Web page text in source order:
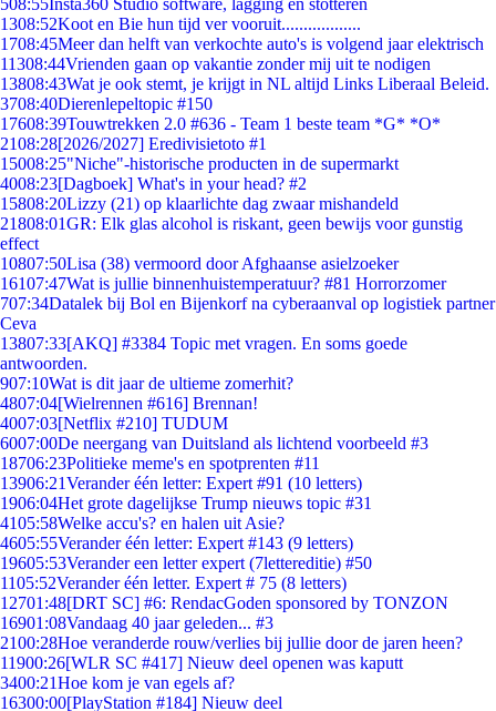
508:55Insta360 Studio software, lagging en stotteren
1308:52Koot en Bie hun tijd ver vooruit..................
1708:45Meer dan helft van verkochte auto's is volgend jaar elektrisch
11308:44Vrienden gaan op vakantie zonder mij uit te nodigen
13808:43Wat je ook stemt, je krijgt in NL altijd Links Liberaal Beleid.
3708:40Dierenlepeltopic #150
17608:39Touwtrekken 2.0 #636 - Team 1 beste team *G* *O*
2108:28[2026/2027] Eredivisietoto #1
15008:25"Niche"-historische producten in de supermarkt
4008:23[Dagboek] What's in your head? #2
15808:20Lizzy (21) op klaarlichte dag zwaar mishandeld
21808:01GR: Elk glas alcohol is riskant, geen bewijs voor gunstig
effect
10807:50Lisa (38) vermoord door Afghaanse asielzoeker
16107:47Wat is jullie binnenhuistemperatuur? #81 Horrorzomer
707:34Datalek bij Bol en Bijenkorf na cyberaanval op logistiek partner
Ceva
13807:33[AKQ] #3384 Topic met vragen. En soms goede
antwoorden.
907:10Wat is dit jaar de ultieme zomerhit?
4807:04[Wielrennen #616] Brennan!
4007:03[Netflix #210] TUDUM
6007:00De neergang van Duitsland als lichtend voorbeeld #3
18706:23Politieke meme's en spotprenten #11
13906:21Verander één letter: Expert #91 (10 letters)
1906:04Het grote dagelijkse Trump nieuws topic #31
4105:58Welke accu's? en halen uit Asie?
4605:55Verander één letter: Expert #143 (9 letters)
19605:53Verander een letter expert (7lettereditie) #50
1105:52Verander één letter. Expert # 75 (8 letters)
12701:48[DRT SC] #6: RendacGoden sponsored by TONZON
16901:08Vandaag 40 jaar geleden... #3
2100:28Hoe veranderde rouw/verlies bij jullie door de jaren heen?
11900:26[WLR SC #417] Nieuw deel openen was kaputt
3400:21Hoe kom je van egels af?
16300:00[PlayStation #184] Nieuw deel